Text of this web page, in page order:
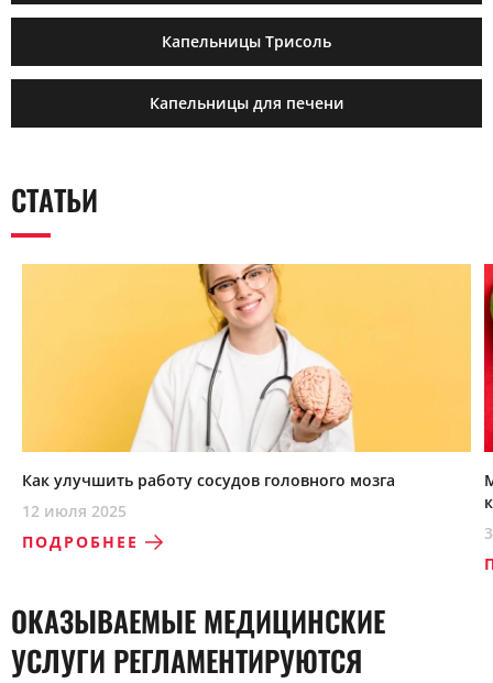
Капельницы Трисоль
Капельницы для печени
СТАТЬИ
Как улучшить работу сосудов головного мозга
12 июля 2025
ПОДРОБНЕЕ
ОКАЗЫВАЕМЫЕ МЕДИЦИНСКИЕ
УСЛУГИ РЕГЛАМЕНТИРУЮТСЯ